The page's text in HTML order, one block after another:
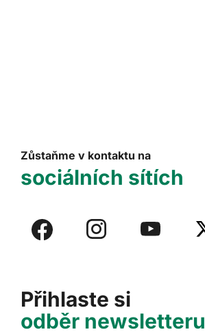
Přihlaste si
odběr newsletteru
Zůstaňme v kontaktu na
sociálních sítích